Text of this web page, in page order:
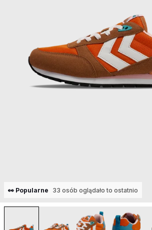
👀 Popularne 33 osób oglądało to ostatnio